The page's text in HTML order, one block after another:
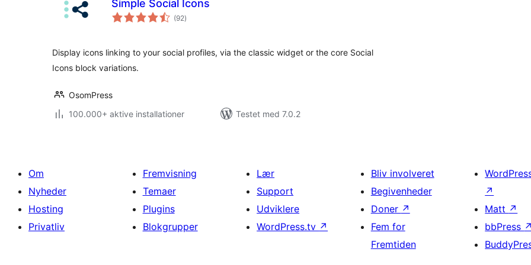
Simple Social Icons
(92totale
bedømmelser
)
Display icons linking to your social profiles, via the classic widget or the core Social
Icons block variations.
OsomPress
100.000+ aktive installationer
Testet med 7.0.2
Om
Nyheder
Hosting
Privatliv
Fremvisning
Temaer
Plugins
Blokgrupper
Lær
Support
Udviklere
WordPress.tv ↗
Bliv involveret
Begivenheder
Doner ↗
Fem for
Fremtiden
↗
Matt ↗
bbPress ↗